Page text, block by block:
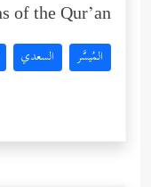
of the Qur’an:
المُيسَّر السعدي